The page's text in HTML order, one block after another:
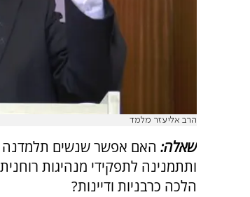
הרב אליעזר מלמד
שאלה: האם אפשר שנשים תלמדנה
ותתמנינה לתפקידי מנהיגות
הלכה כרבניות ודיינות?